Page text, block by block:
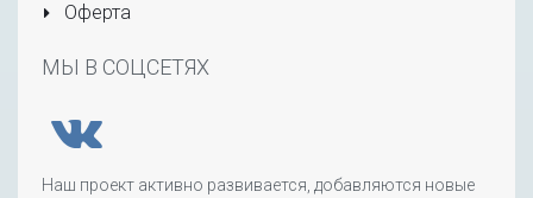
Оферта
МЫ В СОЦСЕТЯХ
Наш проект активно развивается, добавляются новые